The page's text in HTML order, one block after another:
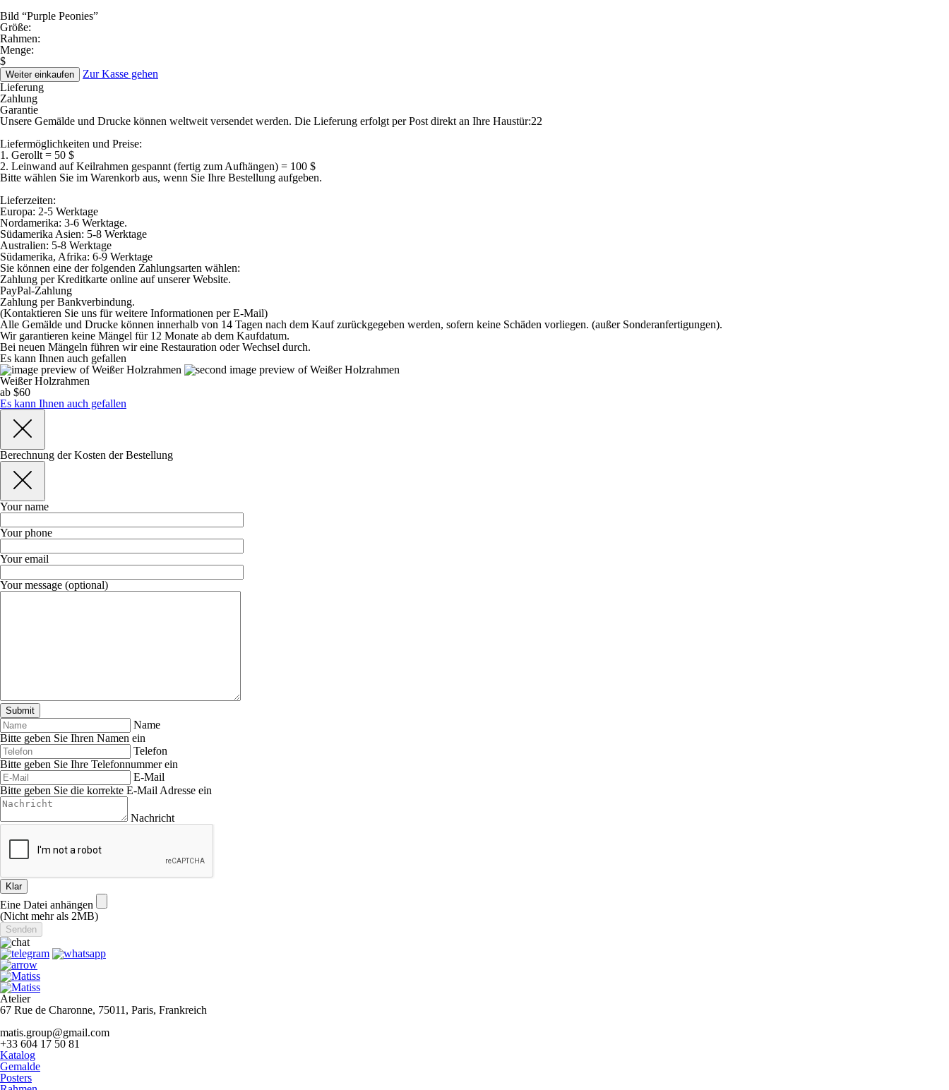
Bild “Purple Peonies”
Größe:
Rahmen:
Menge:
$
Weiter einkaufen
Zur Kasse gehen
Lieferung
Zahlung
Garantie
Unsere Gemälde und Drucke können weltweit versendet werden. Die Lieferung erfolgt per Post direkt an Ihre Haustür:22
Liefermöglichkeiten und Preise:
1. Gerollt = 50 $
2. Leinwand auf Keilrahmen gespannt (fertig zum Aufhängen) = 100 $
Bitte wählen Sie im Warenkorb aus, wenn Sie Ihre Bestellung aufgeben.
Lieferzeiten:
Europa: 2-5 Werktage
Nordamerika: 3-6 Werktage.
Südamerika Asien: 5-8 Werktage
Australien: 5-8 Werktage
Südamerika, Afrika: 6-9 Werktage
Sie können eine der folgenden Zahlungsarten wählen:
Zahlung per Kreditkarte online auf unserer Website.
PayPal-Zahlung
Zahlung per Bankverbindung.
(Kontaktieren Sie uns für weitere Informationen per E-Mail)
Alle Gemälde und Drucke können innerhalb von 14 Tagen nach dem Kauf zurückgegeben werden, sofern keine Schäden vorliegen. (außer Sonderanfertigungen).
Wir garantieren keine Mängel für 12 Monate ab dem Kaufdatum.
Bei neuen Mängeln führen wir eine Restauration oder Wechsel durch.
Es kann Ihnen auch gefallen
Weißer Holzrahmen
ab $60
Es kann Ihnen auch gefallen
Berechnung der Kosten der Bestellung
Your name
Your phone
Your email
Your message (optional)
Name
Bitte geben Sie Ihren Namen ein
Telefon
Bitte geben Sie Ihre Telefonnummer ein
E-Mail
Bitte geben Sie die korrekte E-Mail Adresse ein
Nachricht
Klar
Eine Datei anhängen
(Nicht mehr als 2MB)
Atelier
67 Rue de Charonne, 75011, Paris, Frankreich
matis.group@gmail.com
+33 604 17 50 81
Katalog
Gemalde
Posters